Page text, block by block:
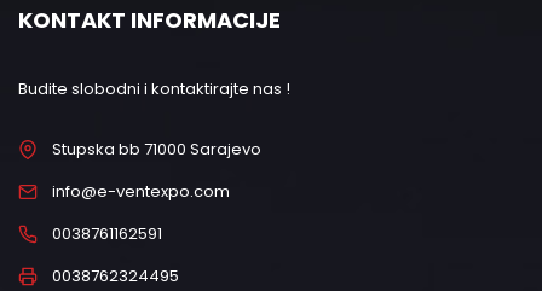
KONTAKT INFORMACIJE
Budite slobodni i kontaktirajte nas !
Stupska bb 71000 Sarajevo
info@e-ventexpo.com
0038761162591
0038762324495